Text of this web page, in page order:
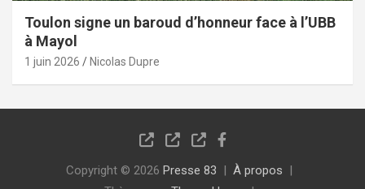
Toulon signe un baroud d’honneur face à l’UBB
à Mayol
1 juin 2026 Nicolas Dupre
Copyright © 2026 Presse 83
À propos